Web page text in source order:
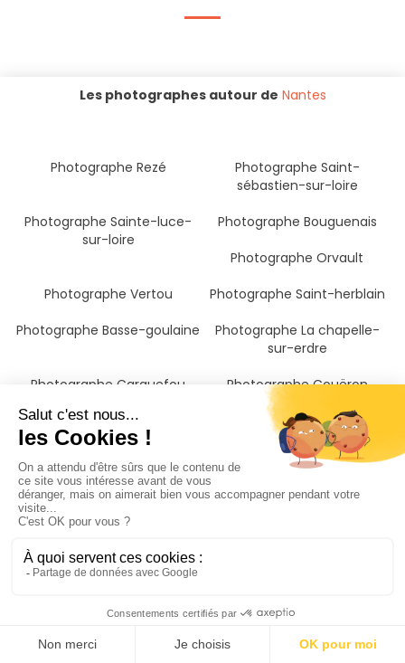
Les photographes autour de Nantes
Photographe Rezé
Photographe Saint-
sébastien-sur-loire
Photographe Sainte-luce-
sur-loire
Photographe Bouguenais
Photographe Orvault
Photographe Vertou
Photographe Saint-herblain
Photographe Basse-goulaine
Photographe La chapelle-
sur-erdre
Photographe Carquefou
Photographe Couëron
Photographe Vallet
Photographe Blain
Photographe Saint-brevin-
Photographe Pontchâteau
Photographe Saint-nazaire
Photographe Les herbiers
Photographe Redon
Photographe Saint-hilaire-
de-riez